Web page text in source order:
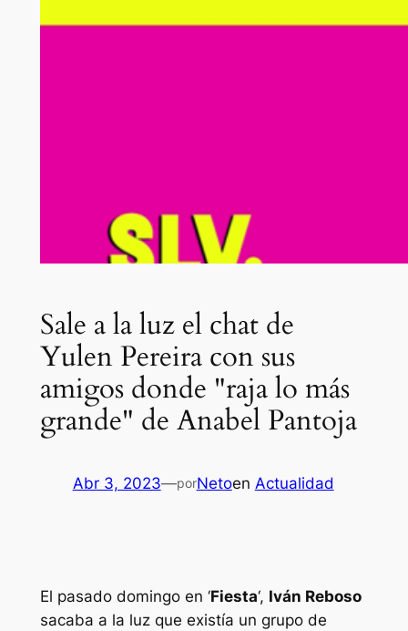
Sale a la luz el chat de
Yulen Pereira con sus
amigos donde "raja lo más
grande" de Anabel Pantoja
Abr 3, 2023—porNetoen Actualidad
El pasado domingo en ‘Fiesta‘, Iván Reboso
sacaba a la luz que existía un grupo de